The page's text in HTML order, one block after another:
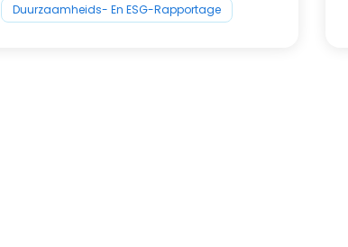
Duurzaamheids- En ESG-Rapportage